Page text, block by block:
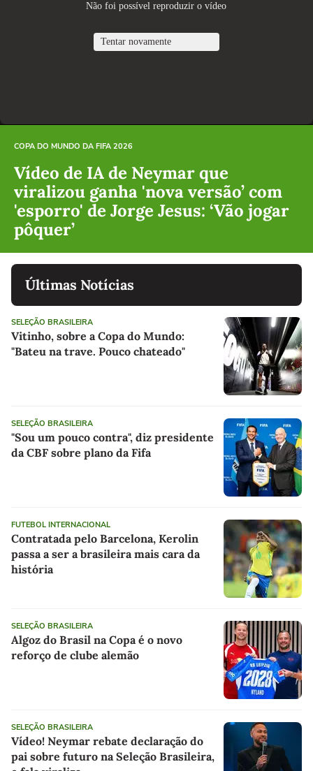
COPA DO MUNDO DA FIFA 2026
Vídeo de IA de Neymar que
viralizou ganha 'nova versão’ com
'esporro' de Jorge Jesus: ‘Vão jogar
pôquer’
Últimas Notícias
SELEÇÃO BRASILEIRA
Vitinho, sobre a Copa do Mundo:
"Bateu na trave. Pouco chateado"
SELEÇÃO BRASILEIRA
"Sou um pouco contra", diz presidente
da CBF sobre plano da Fifa
FUTEBOL INTERNACIONAL
Contratada pelo Barcelona, Kerolin
passa a ser a brasileira mais cara da
história
SELEÇÃO BRASILEIRA
Algoz do Brasil na Copa é o novo
reforço de clube alemão
SELEÇÃO BRASILEIRA
Vídeo! Neymar rebate declaração do
pai sobre futuro na Seleção Brasileira,